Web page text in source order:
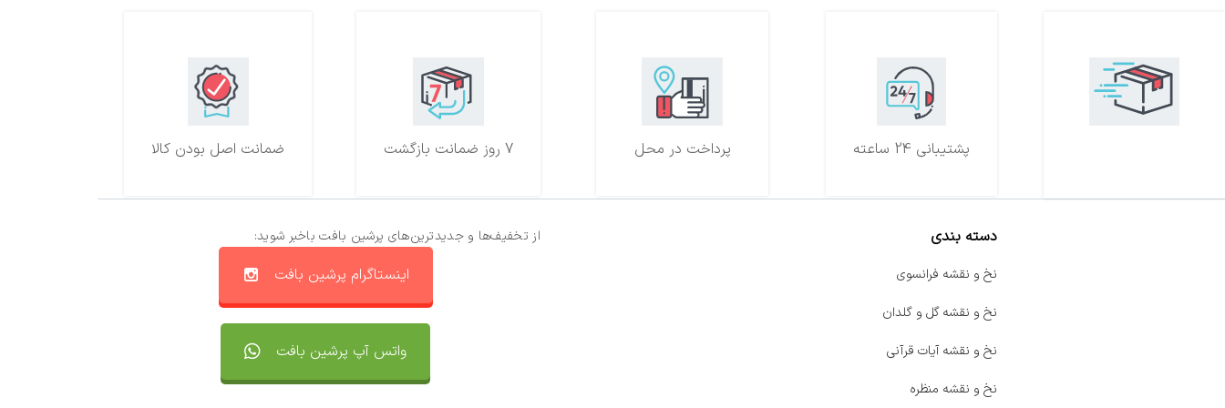
ضمانت اصل بودن کالا 7 روز ضمانت بازگشت پرداخت در محل پشتیبانی 24 ساعته
از تخفیف‌ها و جدیدترین‌های پرشین بافت باخبر شوید:
اینستاگرام پرشین بافت
واتس آپ پرشین بافت
دسته بندی
نخ و نقشه فرانسوی
نخ و نقشه گل و گلدان
نخ و نقشه آیات قرآنی
نخ و نقشه منظره